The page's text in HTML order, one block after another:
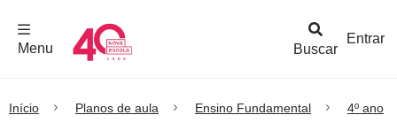
Buscar
Menu
Entrar
Início Planos de aula Ensino Fundamental 4º ano